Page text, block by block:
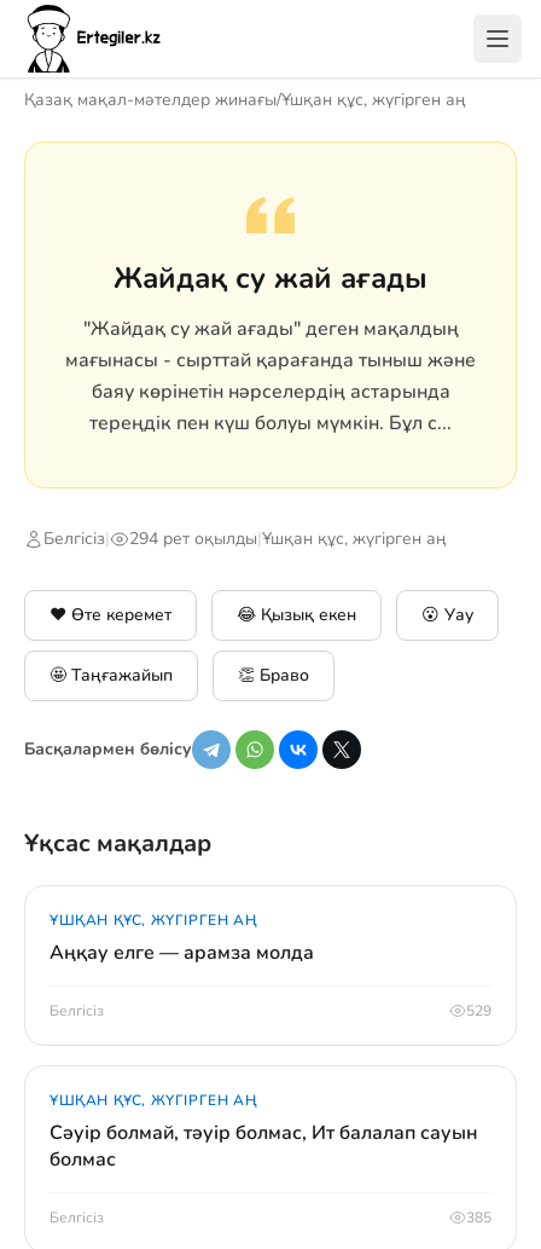
Қазақ мақал-мәтелдер жинағы/Ұшқан құс, жүгірген аң
Жайдақ су жай ағады
"Жайдақ су жай ағады" деген мақалдың
мағынасы - сырттай қарағанда тыныш және
баяу көрінетін нәрселердің астарында
тереңдік пен күш болуы мүмкін. Бұл с...
Белгісіз| 294 рет оқылды|Ұшқан құс, жүгірген аң
❤️ Өте керемет 😂 Қызық екен 😮 Уау
🤩 Таңғажайып 👏 Браво
Басқалармен бөлісу
Ұқсас мақалдар
ҰШҚАН ҚҰС, ЖҮГІРГЕН АҢ
Аңқау елге — арамза молда
Белгісіз 529
ҰШҚАН ҚҰС, ЖҮГІРГЕН АҢ
Сәуір болмай, тәуір болмас, Ит балалап сауын
болмас
Белгісіз 385